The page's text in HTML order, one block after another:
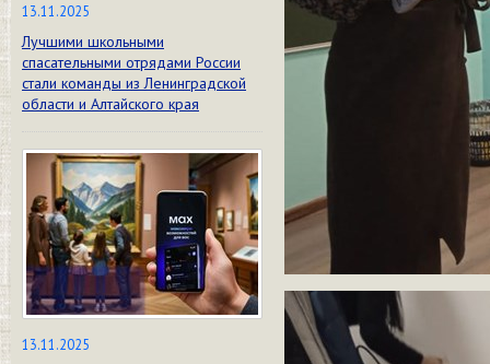
13.11.2025
Лучшими школьными
спасательными отрядами России
стали команды из Ленинградской
области и Алтайского края
13.11.2025